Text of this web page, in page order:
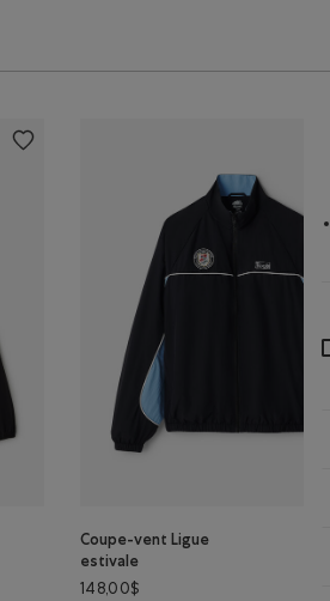
Coupe-vent Ligue
estivale
148,00$